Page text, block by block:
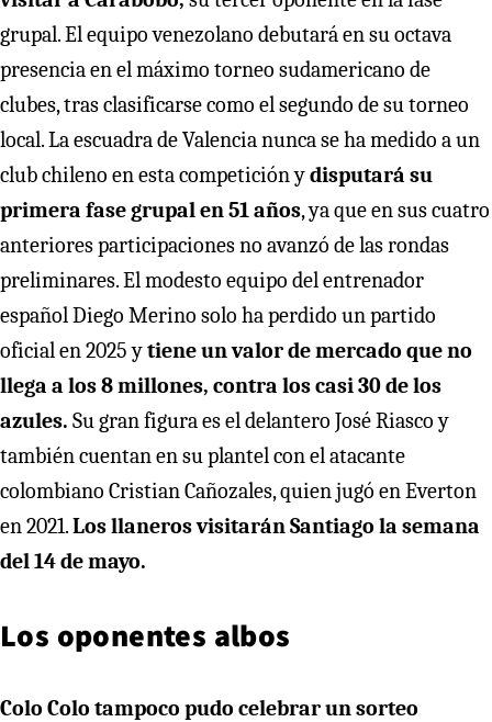
grupal. El equipo venezolano debutará en su octava
presencia en el máximo torneo sudamericano de
clubes, tras clasificarse como el segundo de su torneo
local. La escuadra de Valencia nunca se ha medido a un
club chileno en esta competición ydisputará su
primera fase grupal en 51 años, ya que en sus cuatro
anteriores participaciones no avanzó de las rondas
preliminares. El modesto equipo del entrenador
español Diego Merino solo ha perdido un partido
oficial en 2025 ytiene un valor de mercado que no
llega a los 8 millones, contra los casi 30 de los
azules. Su gran figura es el delantero José Riasco y
también cuentan en su plantel con el atacante
colombiano Cristian Cañozales, quien jugó en Everton
en 2021.Los llaneros visitarán Santiago la semana
del 14 de mayo.
Los oponentes albos
Colo Colo tampoco pudo celebrar un sorteo